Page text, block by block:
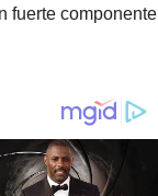
fuerte componente